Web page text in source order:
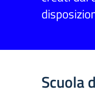
Scuola